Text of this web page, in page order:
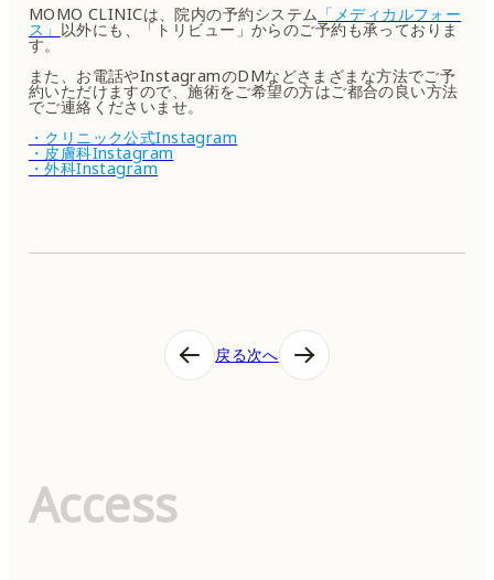
MOMO CLINICは、院内の予約システム 「メディカルフォー
ス」 以外にも、「トリビュー」からのご予約も承っておりま
す。
また、お電話やInstagramのDMなどさまざまな方法でご予
約いただけますので、施術をご希望の方はご都合の良い方法
でご連絡くださいませ。
・クリニック公式Instagram
・皮膚科Instagram
・外科Instagram
ン
戻る次へ
Access